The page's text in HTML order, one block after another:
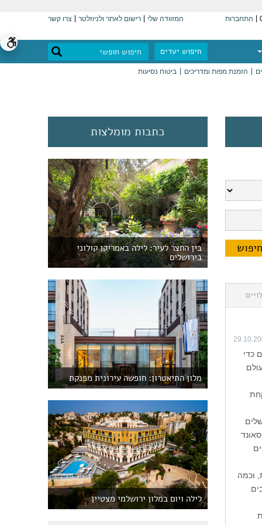
התחברות המזוודה שלי רישום לאתר ולניוזלטר צרו קשר
חיפוש יעדים
הזמנת מפות ומדריכים ביטוח נסיעות
כדי
סאונד
וכמה
כתבות מומלצות
בין החצר לעיר: לילה באמריקן קולוני
בירושלים
מלון התיאטרון: חופשה עירונית מפנקת
לילה ויום במלון ירושלמי מצטיין